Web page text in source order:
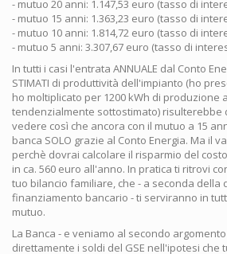
- mutuo 20 anni: 1.147,53 euro (tasso di
- mutuo 15 anni: 1.363,23 euro (tasso di
- mutuo 10 anni: 1.814,72 euro (tasso di
- mutuo 5 anni: 3.307,67 euro (tasso di
In tutti i casi l'entrata ANNUALE dal Conto
STIMATI di produttività dell'impianto (ho
ho moltiplicato per 1200 kWh di produzione
tendenzialmente sottostimato) risulterebbe
vedere così che ancora con il mutuo a 15
banca SOLO grazie al Conto Energia. Ma il
perchè dovrai calcolare il risparmio del
in ca. 560 euro all'anno. In pratica ti ritrovi
tuo bilancio familiare, che - a seconda della
finanziamento bancario - ti serviranno in
mutuo.
La Banca - e veniamo al secondo
direttamente i soldi del GSE nell'ipotesi che